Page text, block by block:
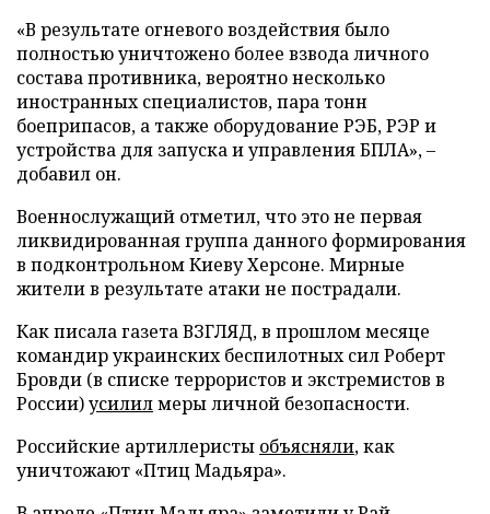
«В результате огневого воздействия было
полностью уничтожено более взвода личного
состава противника, вероятно несколько
иностранных специалистов, пара тонн
боеприпасов, а также оборудование РЭБ, РЭР и
устройства для запуска и управления БПЛА», –
добавил он.
Военнослужащий отметил, что это не первая
ликвидированная группа данного формирования
в подконтрольном Киеву Херсоне. Мирные
жители в результате атаки не пострадали.
Как писала газета ВЗГЛЯД, в прошлом месяце
командир украинских беспилотных сил Роберт
Бровди (в списке террористов и экстремистов в
России)усилилмеры личной безопасности.
Российские артиллеристы объясняли, как
уничтожают «Птиц Мадьяра».